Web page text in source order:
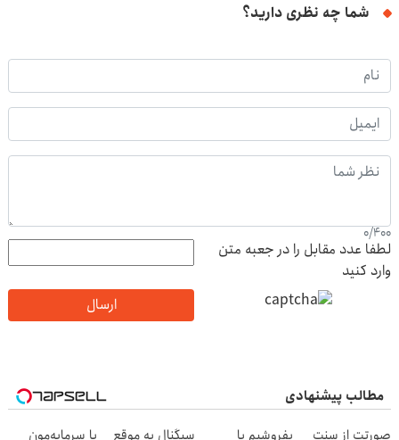
شما چه نظری دارید؟
0/400
لطفا عدد مقابل را در جعبه متن
وارد کنید
ارسال
مطالب پیشنهادی
صورتت از سنت
بفروشیم یا سیگنال به موقع با سرمایه‌مون